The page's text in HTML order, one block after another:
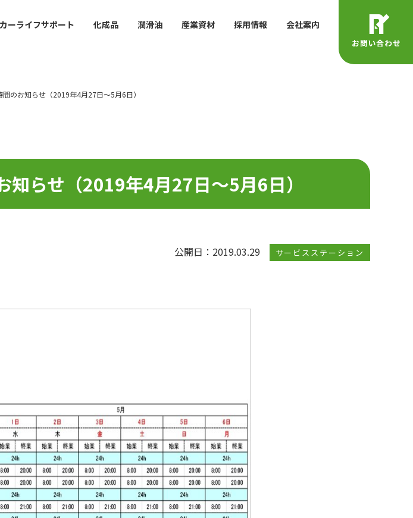
カーライフサポート 化成品 潤滑油 産業資材 採用情報 会社案内
のお知らせ（2019年4月27日～5月6日）
らせ（2019年4月27日～5月6日）
公開日：2019.03.29 サービスステーション